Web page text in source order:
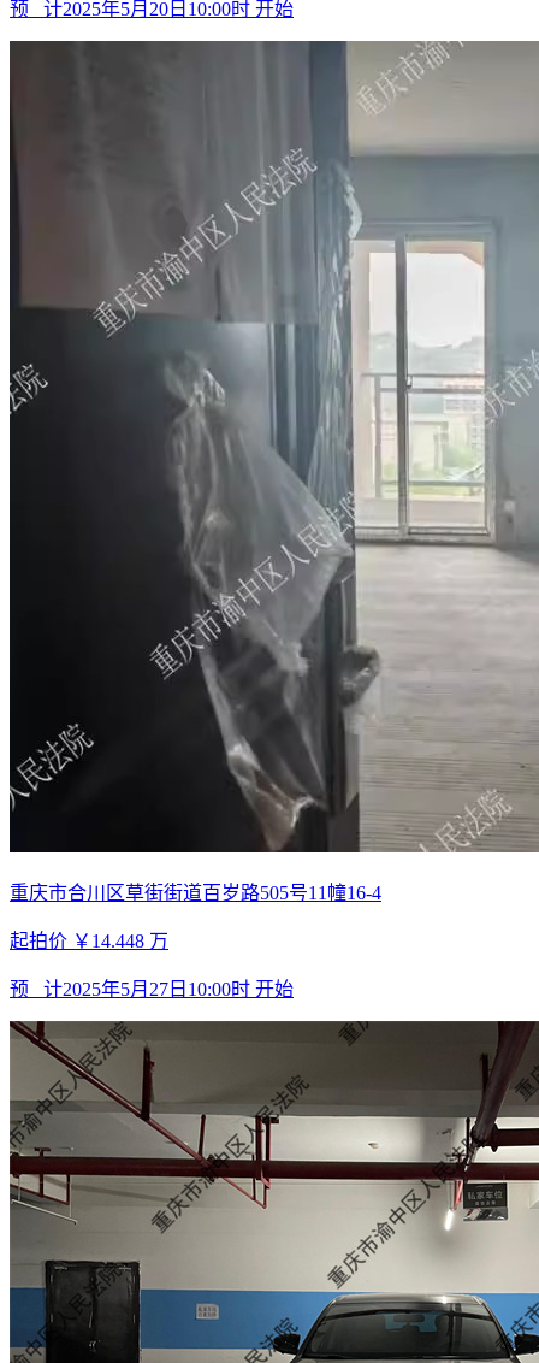
预 计2025年5月20日10:00时 开始
重庆市合川区草街街道百岁路505号11幢16-4
起拍价 ￥14.448 万
预 计2025年5月27日10:00时 开始